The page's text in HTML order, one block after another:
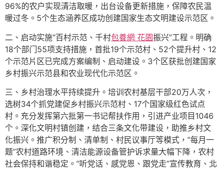
96%的农户实现清洁取暖，出台设备更新措施，保障农民温
暖过冬。5个生态涵养区成功创建国家生态文明建设示范区。
二、启动实施“百村示范、千村包養網 花園振兴”工程。明确
18个部门55项支持措施，首批19个示范村、52个提升村、12
个示范片区已完成方案编制、启动建设。3个区获批创建国家
乡村振兴示范县和农业现代化示范区。
三、乡村治理水平持续提升。培训农村基层干部20万人次，
选树34个抓党建促乡村振兴示范村、17个国家级红色试点
村。充分发挥第六批第一书记帮扶作用，引进产业项目1046
个。深化文明村镇创建，结合三条文化带建设，助推乡村文
化振兴。推广积分制、清单制、村民议事厅等模式，“每月一
题”农村道路环境、清洁能源设备管护诉求量大幅下降，农村
社会保持和谐稳定。“听党话、感党恩、跟党走”宣传教育、北